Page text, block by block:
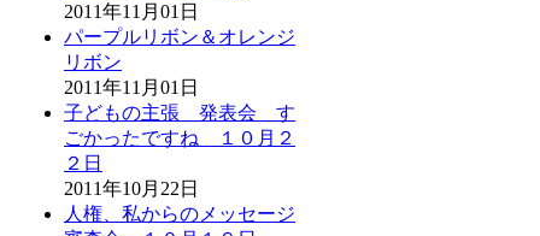
2011年11月01日
パープルリボン＆オレンジ
リボン
2011年11月01日
子どもの主張 発表会 す
ごかったですね １０月２
２日
2011年10月22日
人権、私からのメッセージ